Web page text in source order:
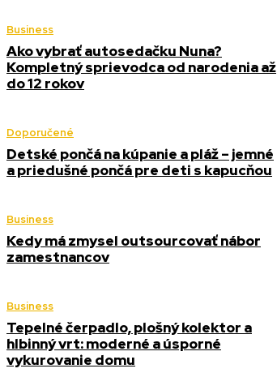
Business
Ako vybrať autosedačku Nuna?
Kompletný sprievodca od narodenia až
do 12 rokov
Doporučené
Detské pončá na kúpanie a pláž – jemné
a priedušné pončá pre deti s kapucňou
Business
Kedy má zmysel outsourcovať nábor
zamestnancov
Business
Tepelné čerpadlo, plošný kolektor a
hlbinný vrt: moderné a úsporné
vykurovanie domu